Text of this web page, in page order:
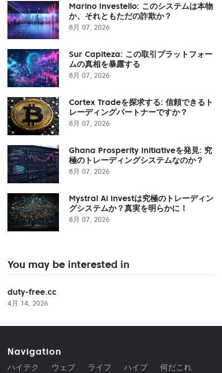
Marino Investello: このシステムは本物
か、それともただの詐欺か？
8月 07, 2026
Sur Capiteza: この取引プラットフォー
ムの真相を暴露する
8月 07, 2026
Cortex Tradeを探求する: 信頼できるト
レーディングパートナーですか？
8月 07, 2026
Ghana Prosperity Initiativeを発見: 究
極のトレーディングシステムなのか？
8月 07, 2026
Mystral Ai Investは究極のトレーディン
グシステムか？真実を明らかに！
8月 07, 2026
You may be interested in
duty-free.cc
4月 14, 2026
Navigation
ハイテク ウェブ ライフ ハイプ 何だこれ